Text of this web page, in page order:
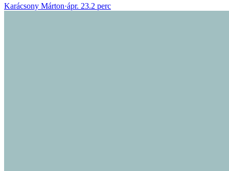
Karácsony Márton·ápr. 23.2 perc